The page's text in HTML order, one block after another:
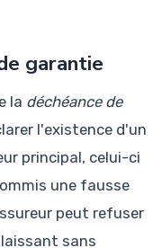
garantie
la déchéance de
l'existence d'un
principal, celui-ci
une fausse
peut refuser
sans